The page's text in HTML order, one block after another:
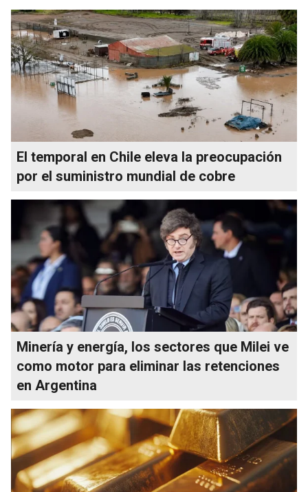
El temporal en Chile eleva la preocupación
por el suministro mundial de cobre
Minería y energía, los sectores que Milei ve
como motor para eliminar las retenciones
en Argentina